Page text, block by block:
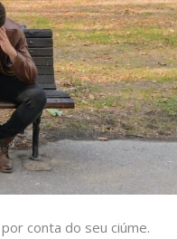
conta do seu ciúme.